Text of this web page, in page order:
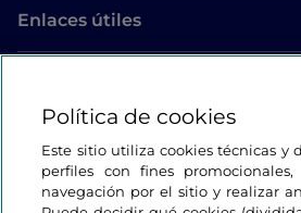
Enlaces útiles
Estamos en contacto
Política de cookies
Este sitio utiliza cookies técnicas y
perfiles con fines
navegación por el sitio y realizar